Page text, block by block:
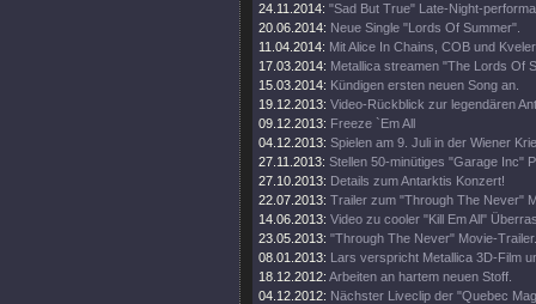
24.11.2014: "Sad But True" Late-Night-
20.06.2014: Neue Single "Lords Of Summer".
11.04.2014: Mit Alice In Chains, COB und
17.03.2014: Metallica streamen "The Lords Of
15.03.2014: Kündigen ersten neuen Song an.
19.12.2013: Video-Rückblick zur legendären
09.12.2013: Freeze `Em All
04.12.2013: Spielen am 9. Juli in der Wiener
27.11.2013: Stellen 50-minütiges "Garage Inc"
27.10.2013: Details zum Antarktis Konzert!
22.07.2013: Trailer zum "Through The Never"
14.06.2013: Video zu cooler "Kill Em All"
23.05.2013: "Through The Never" Movie-Trailer.
08.01.2013: Lars verspricht Metallica 3D-Film
18.12.2012: Arbeiten an hartem neuen Stoff.
04.12.2012: Nächster Liveclip der "Quebec